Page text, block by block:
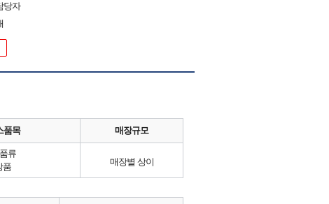
당자
품목 매장규모
류
품
매장별 상이